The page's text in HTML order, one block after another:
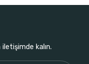
kalın.